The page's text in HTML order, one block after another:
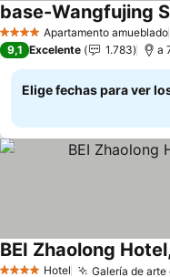
4 EstrellasApartamento amueblado
base-Wangfujing
9,1 Excelente 1.783 a
Elige fechas para ver
Hotel Galería de arte
BEI Zhaolong